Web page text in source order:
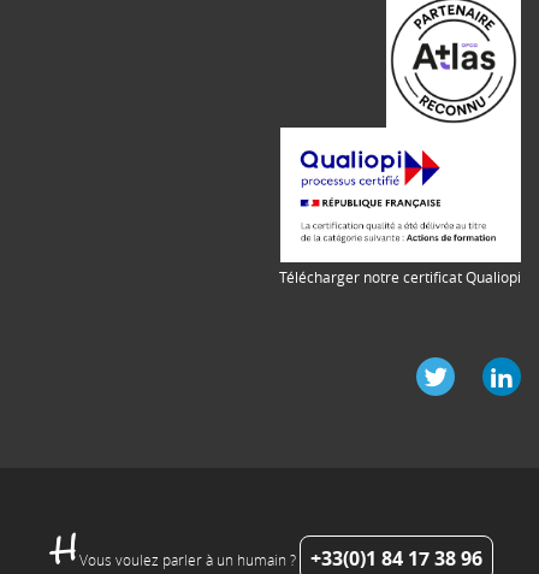
Télécharger notre certificat Qualiopi
Vous voulez parler à un humain ? +33(0)1 84 17 38 96